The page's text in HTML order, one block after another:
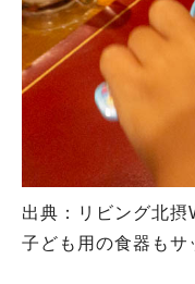
出典：リビング北摂
子ども用の食器もサ